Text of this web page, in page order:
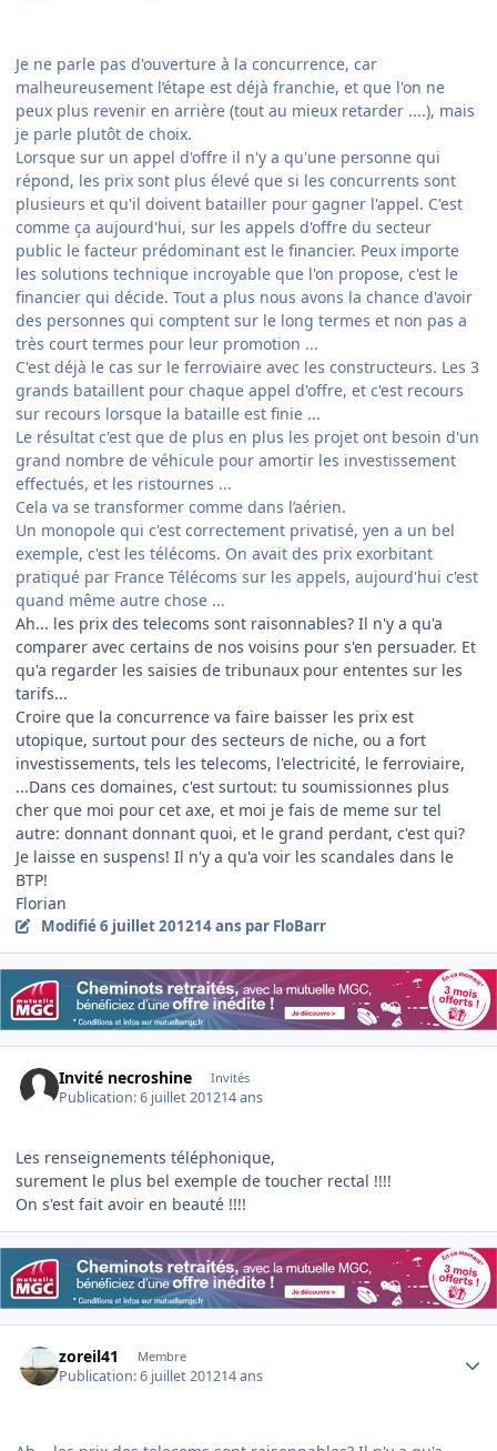
Je ne parle pas d'ouverture à la concurrence, car
malheureusement l’étape est déjà franchie, et que l'on ne
peux plus revenir en arrière (tout au mieux retarder ....), mais
je parle plutôt de choix.
Lorsque sur un appel d'offre il n'y a qu'une personne qui
répond, les prix sont plus élevé que si les concurrents sont
plusieurs et qu'il doivent batailler pour gagner l'appel. C'est
comme ça aujourd'hui, sur les appels d'offre du secteur
public le facteur prédominant est le financier. Peux importe
les solutions technique incroyable que l'on propose, c'est le
financier qui décide. Tout a plus nous avons la chance d'avoir
des personnes qui comptent sur le long termes et non pas a
très court termes pour leur promotion ...
C'est déjà le cas sur le ferroviaire avec les constructeurs. Les 3
grands bataillent pour chaque appel d'offre, et c'est recours
sur recours lorsque la bataille est finie ...
Le résultat c'est que de plus en plus les projet ont besoin d'un
grand nombre de véhicule pour amortir les investissement
effectués, et les ristournes ...
Cela va se transformer comme dans l’aérien.
Un monopole qui c'est correctement privatisé, yen a un bel
exemple, c'est les télécoms. On avait des prix exorbitant
pratiqué par France Télécoms sur les appels, aujourd'hui c'est
quand même autre chose ...
Ah... les prix des telecoms sont raisonnables? Il n'y a qu'a
comparer avec certains de nos voisins pour s'en persuader. Et
qu'a regarder les saisies de tribunaux pour ententes sur les
tarifs...
Croire que la concurrence va faire baisser les prix est
utopique, surtout pour des secteurs de niche, ou a fort
investissements, tels les telecoms, l'electricité, le ferroviaire,
...Dans ces domaines, c'est surtout: tu soumissionnes plus
cher que moi pour cet axe, et moi je fais de meme sur tel
autre: donnant donnant quoi, et le grand perdant, c'est qui?
Je laisse en suspens! Il n'y a qu'a voir les scandales dans le
BTP!
Florian
Modifié6 juillet 201214 ans par FloBarr
Invité necroshine Invités
Publication:6 juillet 201214 ans
Les renseignements téléphonique,
surement le plus bel exemple de toucher rectal !!!!
On s'est fait avoir en beauté !!!!
zoreil41 Membre
Publication:6 juillet 201214 ans